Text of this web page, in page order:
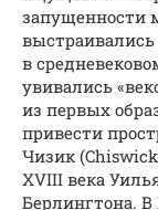
запущенности
в
увивались
из первых
привести
Чизик
XVIII века
Берлингтона.